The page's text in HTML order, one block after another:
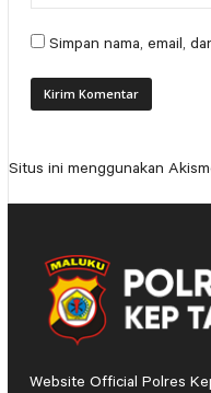
Simpan nama, email,
Situs ini menggunakan
Website Official Polres